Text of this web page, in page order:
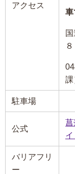
アクセス
車
課
駐車場
公式
菖
イ
バリアフリ
ー